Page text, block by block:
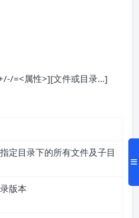
=<属性>][文件或目录…]
定目录下的所有文件及子目
版本